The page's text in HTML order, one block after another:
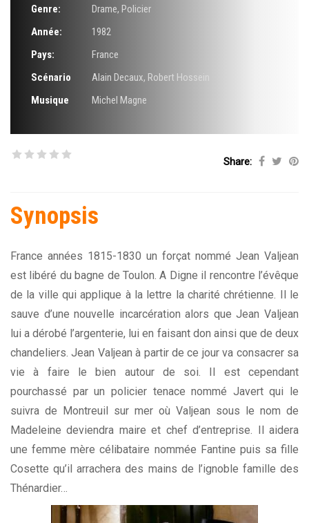
Genre:
Drame, Policier
Année:
1982
Pays:
France
Scénario
Alain Decaux, Robert Hossein
Musique
Michel Magne
Share:
Synopsis
France années 1815-1830 un forçat nommé Jean Valjean
est libéré du bagne de Toulon. A Digne il rencontre l’évêque
de la ville qui applique à la lettre la charité chrétienne. Il le
sauve d’une nouvelle incarcération alors que Jean Valjean
lui a dérobé l’argenterie, lui en faisant don ainsi que de deux
chandeliers. Jean Valjean à partir de ce jour va consacrer sa
vie à faire le bien autour de soi. Il est cependant
pourchassé par un policier tenace nommé Javert qui le
suivra de Montreuil sur mer où Valjean sous le nom de
Madeleine deviendra maire et chef d’entreprise. Il aidera
une femme mère célibataire nommée Fantine puis sa fille
Cosette qu’il arrachera des mains de l’ignoble famille des
Thénardier…